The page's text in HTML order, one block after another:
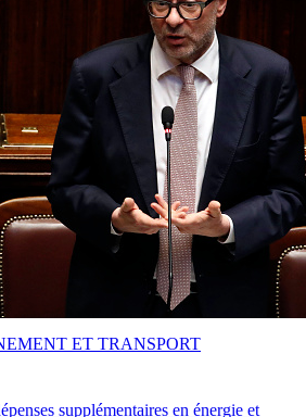
supplémentaires en énergie et
ET TRANSPORT